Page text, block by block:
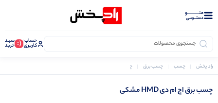
منــــــــــــو
دستــرسی
حساب
کاربری (: سبـد
خرید
راد پخش چسب چسب برق چسب برق اچ ام دی HMD مشکی
چسب برق اچ ام دی HMD مشکی